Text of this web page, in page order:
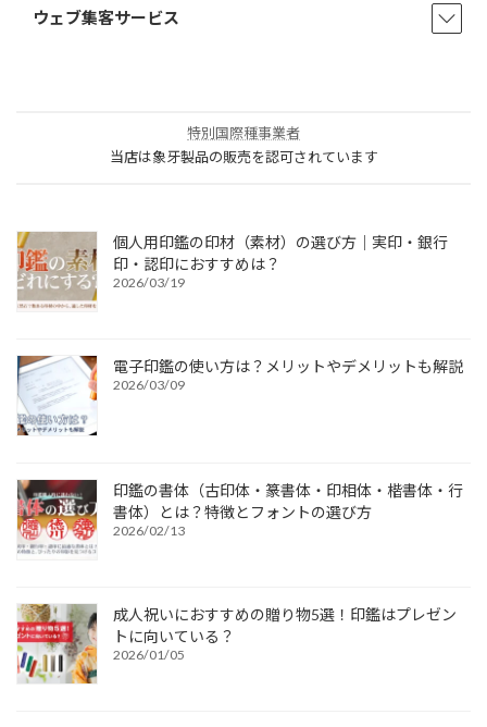
ウェブ集客サービス
特別国際種事業者
当店は象牙製品の販売を認可されています
個人用印鑑の印材（素材）の選び方｜実印・銀行
印・認印におすすめは？
2026/03/19
電子印鑑の使い方は？メリットやデメリットも解説
2026/03/09
印鑑の書体（古印体・篆書体・印相体・楷書体・行
書体）とは？特徴とフォントの選び方
2026/02/13
成人祝いにおすすめの贈り物5選！印鑑はプレゼン
トに向いている？
2026/01/05